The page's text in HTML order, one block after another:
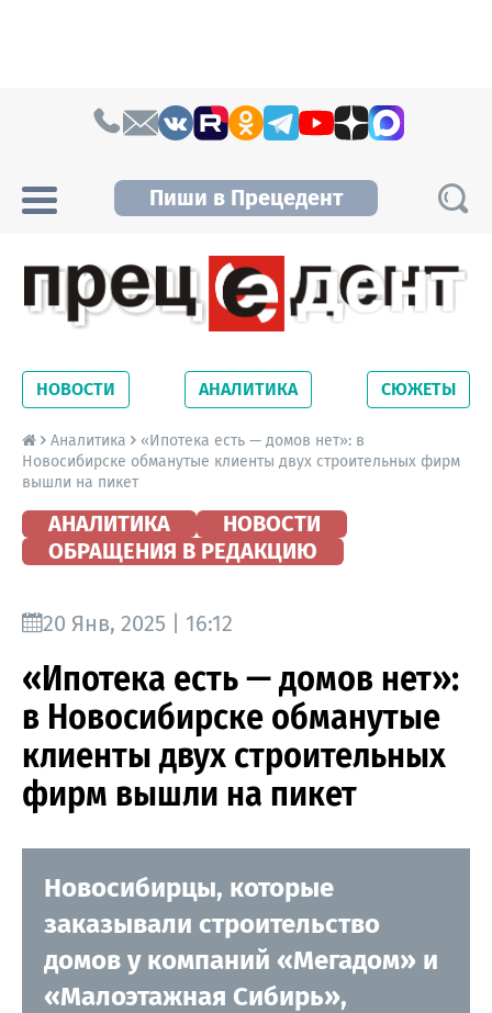
Пиши в Прецедент
Новосибирской области. Читайте свежие
новости на сайте сетевого издания
Precedent.
НОВОСТИ АНАЛИТИКА СЮЖЕТЫ
Аналитика
«Ипотека есть — домов нет»: в
Новосибирске обманутые клиенты двух строительных фирм
вышли на пикет
АНАЛИТИКА
НОВОСТИ
ОБРАЩЕНИЯ В РЕДАКЦИЮ
20 Янв, 2025 | 16:12
«Ипотека есть — домов нет»:
в Новосибирске обманутые
клиенты двух строительных
фирм вышли на пикет
Новосибирцы, которые
заказывали строительство
домов у компаний «Мегадом» и
«Малоэтажная Сибирь»,